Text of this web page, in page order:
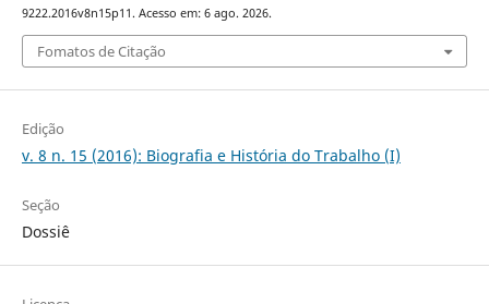
9222.2016v8n15p11. Acesso em: 6 ago. 2026.
Fomatos de Citação
Edição
v. 8 n. 15 (2016): Biografia e História do Trabalho (I)
Seção
Dossiê